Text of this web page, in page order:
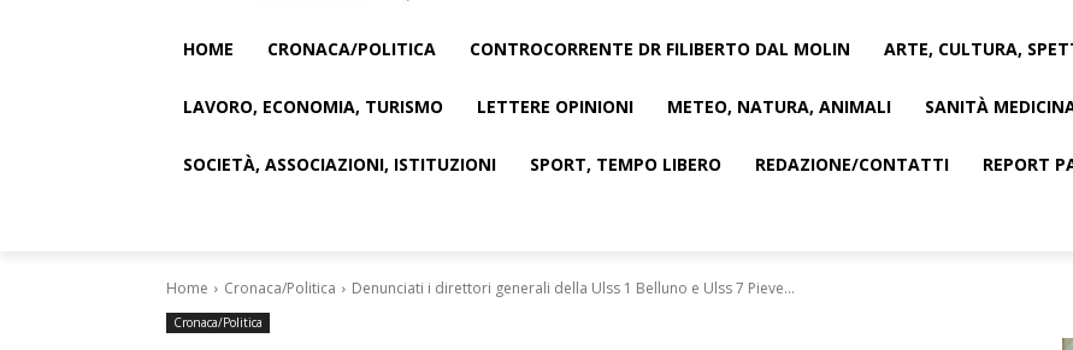
HOME CRONACA/POLITICA CONTROCORRENTE DR FILIBERTO DAL MOLIN ARTE, CULTURA,
LAVORO, ECONOMIA, TURISMO LETTERE OPINIONI METEO, NATURA, ANIMALI SANITÀ
SOCIETÀ, ASSOCIAZIONI, ISTITUZIONI SPORT, TEMPO LIBERO REDAZIONE/CONTATTI REPORT
Home Cronaca/Politica Denunciati i direttori generali della Ulss 1 Belluno e Ulss 7 Pieve...
Cronaca/Politica